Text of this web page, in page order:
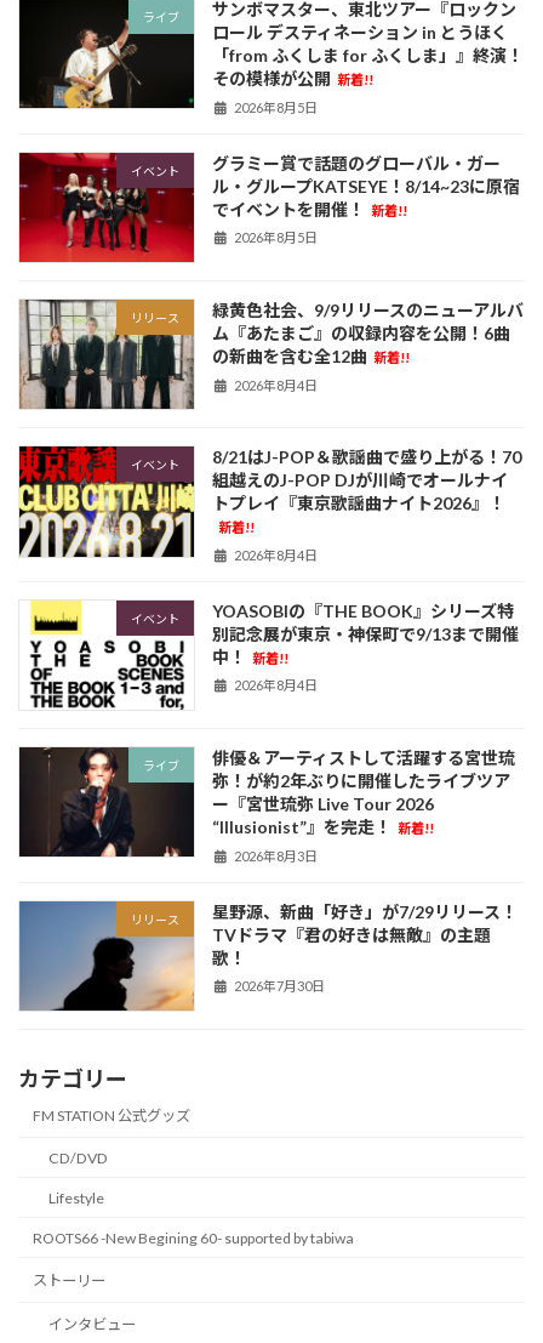
ライブ
サンボマスター、東北ツアー『ロックン
ロール デスティネーション in とうほく
「from ふくしま for ふくしま」』終演！
その模様が公開 新着!!
2026年8月5日
イベント
グラミー賞で話題のグローバル・ガー
ル・グループKATSEYE！8/14~23に原宿
でイベントを開催！
新着!!
2026年8月5日
リリース
緑黄色社会、9/9リリースのニューアルバ
ム『あたまご』の収録内容を公開！6曲
の新曲を含む全12曲 新着!!
2026年8月4日
イベント
8/21はJ-POP＆歌謡曲で盛り上がる！70
組越えのJ-POP DJが川崎でオールナイ
トプレイ『東京歌謡曲ナイト2026』！
新着!!
2026年8月4日
イベント
YOASOBIの『THE BOOK』シリーズ特
別記念展が東京・神保町で9/13まで開催
中！
新着!!
2026年8月4日
ライブ
俳優＆アーティストして活躍する宮世琉
弥！が約2年ぶりに開催したライブツア
ー『宮世琉弥 Live Tour 2026
“Illusionist”』を完走！
新着!!
2026年8月3日
リリース
星野源、新曲「好き」が7/29リリース！
TVドラマ『君の好きは無敵』の主題
歌！
2026年7月30日
カテゴリー
FM STATION 公式グッズ
CD/DVD
Lifestyle
ROOTS66 -New Begining 60- supported by tabiwa
ストーリー
インタビュー